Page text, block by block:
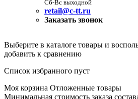
Сб-Вс выходной
retail@c-tt.ru
Заказать звонок
Выберите в каталоге товары и
добавить к сравнению
Список избранного пуст
Моя корзина Отложенные товары
Минимальная стоимость заказа